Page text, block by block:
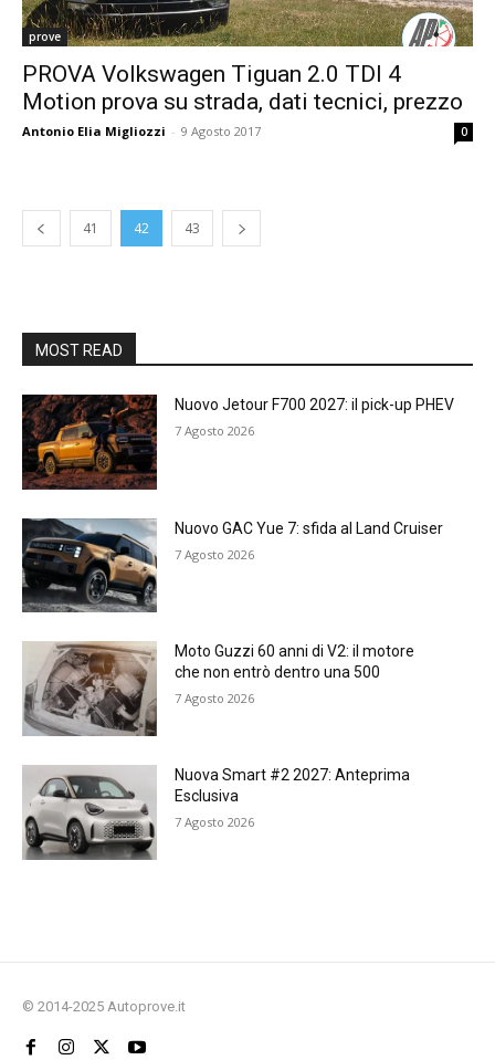
prove
PROVA Volkswagen Tiguan 2.0 TDI 4
Motion prova su strada, dati tecnici, prezzo
Antonio Elia Migliozzi - 9 Agosto 2017 0
41 42 43
MOST READ
Nuovo Jetour F700 2027: il pick-up PHEV
7 Agosto 2026
Nuovo GAC Yue 7: sfida al Land Cruiser
7 Agosto 2026
Moto Guzzi 60 anni di V2: il motore
che non entrò dentro una 500
7 Agosto 2026
Nuova Smart #2 2027: Anteprima
Esclusiva
7 Agosto 2026
© 2014-2025 Autoprove.it